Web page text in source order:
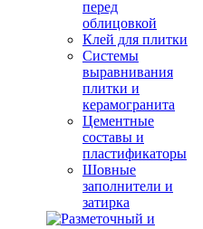
перед
облицовкой
Клей для плитки
Системы
выравнивания
плитки и
керамогранита
Цементные
составы и
пластификаторы
Шовные
заполнители и
затирка